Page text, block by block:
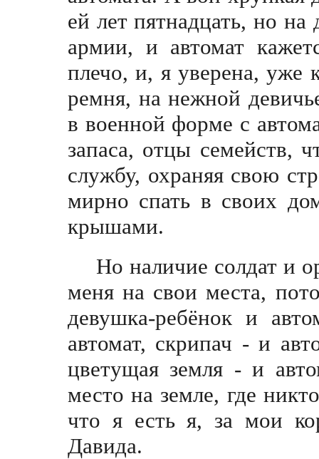
ей лет пятнадцать, но на
армии, и автомат
плечо, и, я уверена, уже
ремня, на нежной
в военной форме с
запаса, отцы семейств,
службу, охраняя свою
мирно спать в своих
крышами.
Но наличие солдат и
меня на свои места,
девушка-ребёнок и
автомат, скрипач - и
цветущая земля - и
место на земле, где
что я есть я, за мои
Давида.